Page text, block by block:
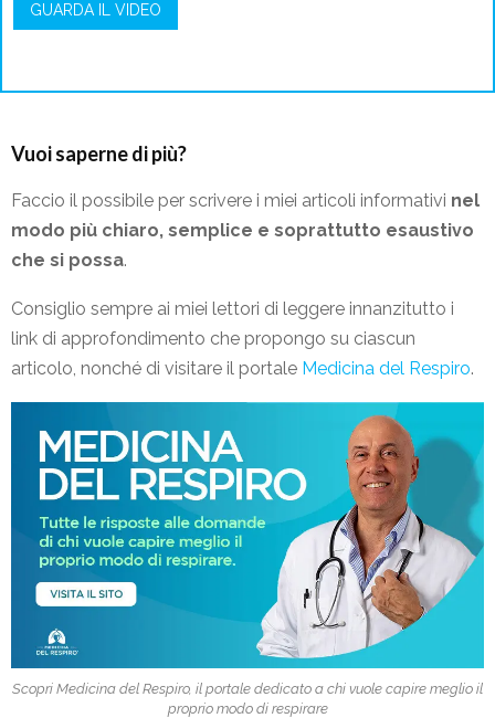
GUARDA IL VIDEO
Vuoi saperne di più?
Faccio il possibile per scrivere i miei articoli informativi nel
modo più chiaro, semplice e soprattutto esaustivo
che si possa.
Consiglio sempre ai miei lettori di leggere innanzitutto i
link di approfondimento che propongo su ciascun
articolo, nonché di visitare il portale Medicina del Respiro.
Scopri Medicina del Respiro, il portale dedicato a chi vuole capire meglio il
proprio modo di respirare